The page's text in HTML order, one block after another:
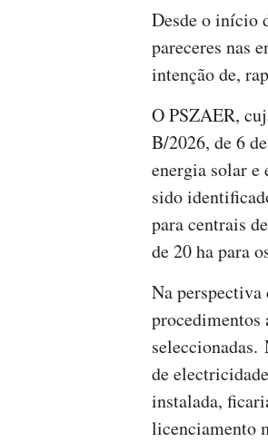
Desde o início
pareceres nas
intenção de,
O PSZAER,
B/2026, de 6
energia solar
sido
para centrais
de 20 ha para
Na perspectiva
procedimentos
seleccionadas.
de
instalada,
licenciamento